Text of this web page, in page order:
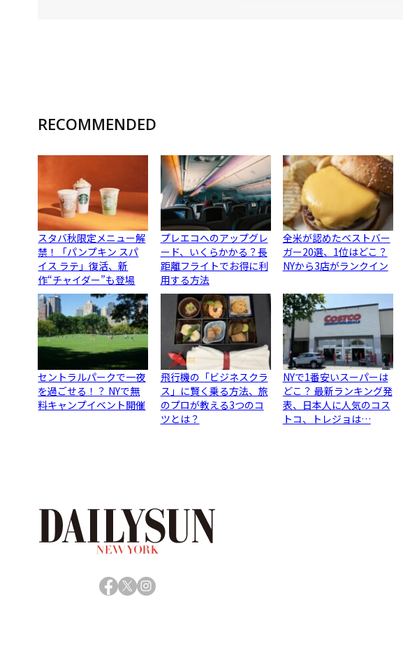
RECOMMENDED
スタバ秋限定メニュー解
禁！「パンプキン スパ
イス ラテ」復活、新
作“チャイダー”も登場
プレエコへのアップグレ
ード、いくらかかる？長
距離フライトでお得に利
用する方法
全米が認めたベストバー
ガー20選、1位はどこ？
NYから3店がランクイン
セントラルパークで一夜
を過ごせる！？ NYで無
料キャンプイベント開催
飛行機の「ビジネスクラ
ス」に賢く乗る方法、旅
のプロが教える3つのコ
ツとは？
NYで1番安いスーパーは
どこ？ 最新ランキング発
表、日本人に人気のコス
トコ、トレジョは…
Facebook
X Instagram